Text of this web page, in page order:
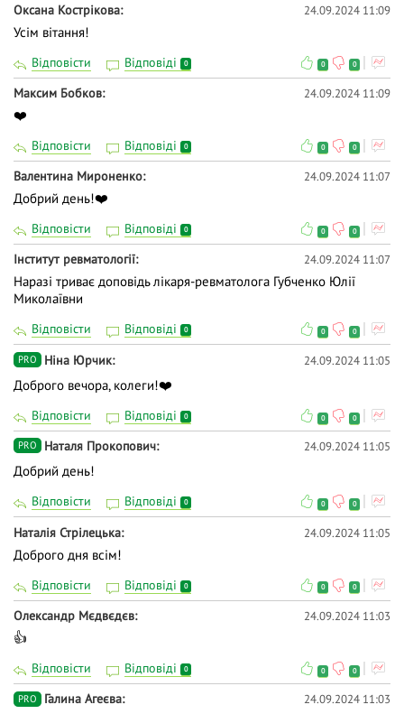
Оксана Кострікова 24.09.2024 11:09
Усім вітання!
Відповісти Відповіді 0 0 0
Максим Бобков 24.09.2024 11:09
❤️
Відповісти Відповіді 0 0 0
Валентина Мироненко 24.09.2024 11:07
Добрий день!❤️
Відповісти Відповіді 0 0 0
Інститут ревматології 24.09.2024 11:07
Наразі триває доповідь лікаря-ревматолога Губченко Юлії
Миколаївни
Відповісти Відповіді 0 0 0
PRO Ніна Юрчик 24.09.2024 11:05
Доброго вечора, колеги!❤️
Відповісти Відповіді 0 0 0
PRO Наталя Прокопович 24.09.2024 11:05
Добрий день!
Відповісти Відповіді 0 0 0
Наталія Стрілецька 24.09.2024 11:05
Доброго дня всім!
Відповісти Відповіді 0 0 0
Олександр Мєдвєдєв 24.09.2024 11:03
👍
Відповісти Відповіді 0 0 0
PRO Галина Агеєва 24.09.2024 11:03